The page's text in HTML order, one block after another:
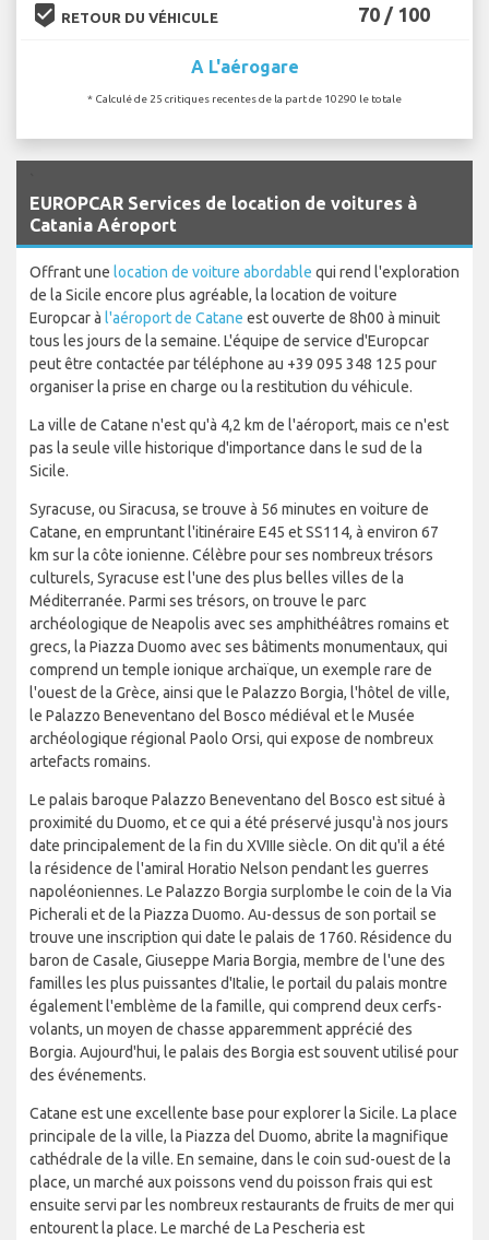
beenhere RETOUR DU VÉHICULE 70 / 100
A L'aérogare
* Calculé de 25 critiques recentes de la part de 10290 le totale
EUROPCAR Services de location de voitures à
Catania Aéroport
Offrant une location de voiture abordable qui rend l'exploration
de la Sicile encore plus agréable, la location de voiture
Europcar à l'aéroport de Catane est ouverte de 8h00 à minuit
tous les jours de la semaine. L'équipe de service d'Europcar
peut être contactée par téléphone au +39 095 348 125 pour
organiser la prise en charge ou la restitution du véhicule.
La ville de Catane n'est qu'à 4,2 km de l'aéroport, mais ce n'est
pas la seule ville historique d'importance dans le sud de la
Sicile.
Syracuse, ou Siracusa, se trouve à 56 minutes en voiture de
Catane, en empruntant l'itinéraire E45 et SS114, à environ 67
km sur la côte ionienne. Célèbre pour ses nombreux trésors
culturels, Syracuse est l'une des plus belles villes de la
Méditerranée. Parmi ses trésors, on trouve le parc
archéologique de Neapolis avec ses amphithéâtres romains et
grecs, la Piazza Duomo avec ses bâtiments monumentaux, qui
comprend un temple ionique archaïque, un exemple rare de
l'ouest de la Grèce, ainsi que le Palazzo Borgia, l'hôtel de ville,
le Palazzo Beneventano del Bosco médiéval et le Musée
archéologique régional Paolo Orsi, qui expose de nombreux
artefacts romains.
Le palais baroque Palazzo Beneventano del Bosco est situé à
proximité du Duomo, et ce qui a été préservé jusqu'à nos jours
date principalement de la fin du XVIIIe siècle. On dit qu'il a été
la résidence de l'amiral Horatio Nelson pendant les guerres
napoléoniennes. Le Palazzo Borgia surplombe le coin de la Via
Picherali et de la Piazza Duomo. Au-dessus de son portail se
trouve une inscription qui date le palais de 1760. Résidence du
baron de Casale, Giuseppe Maria Borgia, membre de l'une des
familles les plus puissantes d'Italie, le portail du palais montre
également l'emblème de la famille, qui comprend deux cerfs-
volants, un moyen de chasse apparemment apprécié des
Borgia. Aujourd'hui, le palais des Borgia est souvent utilisé pour
des événements.
Catane est une excellente base pour explorer la Sicile. La place
principale de la ville, la Piazza del Duomo, abrite la magnifique
cathédrale de la ville. En semaine, dans le coin sud-ouest de la
place, un marché aux poissons vend du poisson frais qui est
ensuite servi par les nombreux restaurants de fruits de mer qui
entourent la place. Le marché de La Pescheria est